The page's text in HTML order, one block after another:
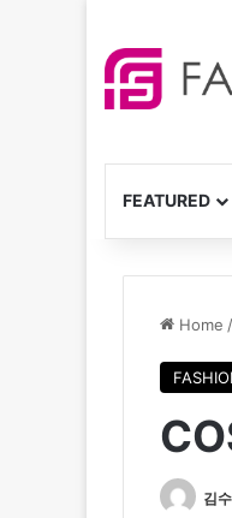
FEATURED
Home /
김